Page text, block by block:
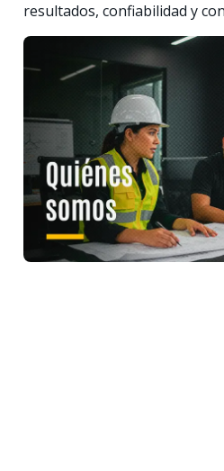
resultados, confiabilidad y